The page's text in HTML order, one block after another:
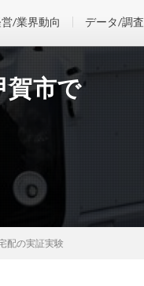
/業界動向 データ/調査
賀市で
配の実証実験